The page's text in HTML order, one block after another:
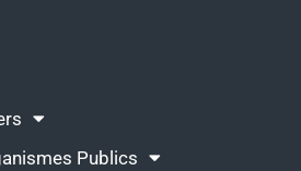
Publics